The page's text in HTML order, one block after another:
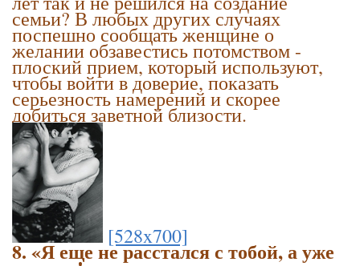
семьи? В любых других случаях
поспешно сообщать женщине о
желании обзавестись потомством -
плоский прием, который используют,
чтобы войти в доверие, показать
серьезность намерений и скорее
добиться заветной близости.
[528x700]
8. «Я еще не расстался с тобой, а уже